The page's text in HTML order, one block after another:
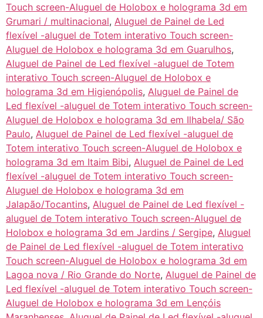
Touch screen-Aluguel de Holobox e holograma 3d em
Grumari / multinacional, Aluguel de Painel de Led
flexível -aluguel de Totem interativo Touch screen-
Aluguel de Holobox e holograma 3d em Guarulhos,
Aluguel de Painel de Led flexível -aluguel de Totem
interativo Touch screen-Aluguel de Holobox e
holograma 3d em Higienópolis, Aluguel de Painel de
Led flexível -aluguel de Totem interativo Touch screen-
Aluguel de Holobox e holograma 3d em Ilhabela/ São
Paulo, Aluguel de Painel de Led flexível -aluguel de
Totem interativo Touch screen-Aluguel de Holobox e
holograma 3d em Itaim Bibi, Aluguel de Painel de Led
flexível -aluguel de Totem interativo Touch screen-
Aluguel de Holobox e holograma 3d em
Jalapão/Tocantins, Aluguel de Painel de Led flexível -
aluguel de Totem interativo Touch screen-Aluguel de
Holobox e holograma 3d em Jardins / Sergipe, Aluguel
de Painel de Led flexível -aluguel de Totem interativo
Touch screen-Aluguel de Holobox e holograma 3d em
Lagoa nova / Rio Grande do Norte, Aluguel de Painel de
Led flexível -aluguel de Totem interativo Touch screen-
Aluguel de Holobox e holograma 3d em Lençóis